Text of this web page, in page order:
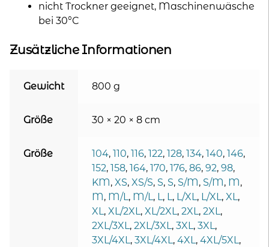
nicht Trockner geeignet, Maschinenwäsche
bei 30°C
Zusätzliche Informationen
Gewicht 800 g
Größe 30 × 20 × 8 cm
Größe 104, 110, 116, 122, 128, 134, 140, 146,
152, 158, 164, 170, 176, 86, 92, 98,
KM, XS, XS/S, S, S, S/M, S/M, M,
M, M/L, M/L, L, L, L/XL, L/XL, XL,
XL, XL/2XL, XL/2XL, 2XL, 2XL,
2XL/3XL, 2XL/3XL, 3XL, 3XL,
3XL/4XL, 3XL/4XL, 4XL, 4XL/5XL,